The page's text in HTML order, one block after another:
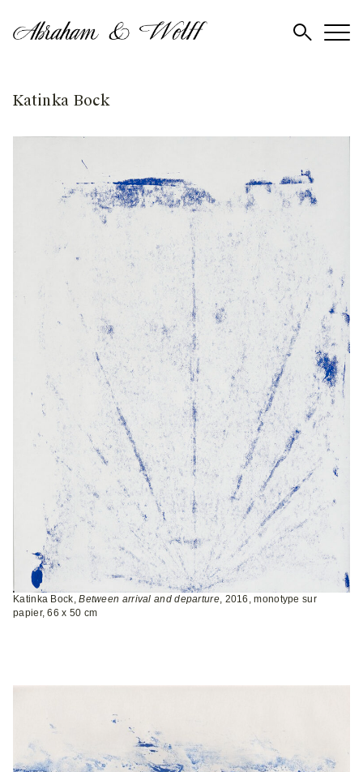
SkipKatinka Bock
Katinka Bock,Between arrival and departure, 2016, monotype sur
papier, 66 x 50 cm